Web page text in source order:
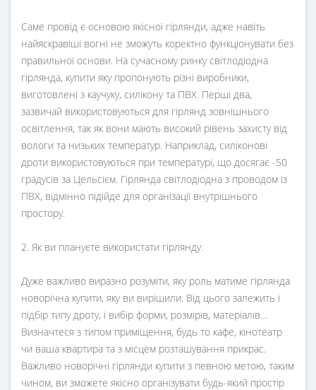
Саме провід є основою якісної гірлянди, адже навіть
найяскравіші вогні не зможуть коректно функціонувати без
правильної основи. На сучасному ринку світлодіодна
гірлянда, купити яку пропонують різні виробники,
виготовлені з каучуку, силікону та ПВХ. Перші два,
зазвичай використовуються для гірлянд зовнішнього
освітлення, так як вони мають високий рівень захисту від
вологи та низьких температур. Наприклад, силіконові
дроти використовуються при температурі, що досягає -50
градусів за Цельсієм. Гірлянда світлодіодна з проводом із
ПВХ, відмінно підійде для організації внутрішнього
простору.
2. Як ви плануєте використати гірлянду.
Дуже важливо виразно розуміти, яку роль матиме гірлянда
новорічна купити, яку ви вирішили. Від цього залежить і
підбір типу дроту, і вибір форми, розмірів, матеріалів…
Визначтеся з типом приміщення, будь то кафе, кінотеатр
чи ваша квартира та з місцем розташування прикрас.
Важливо новорічні гірлянди купити з певною метою, таким
чином, ви зможете якісно організувати будь-який простір